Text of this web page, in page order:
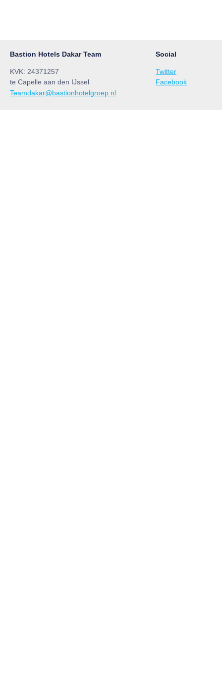
Bastion Hotels Dakar Team
KVK: 24371257
te Capelle aan den IJssel
Teamdakar@bastionhotelgroep.nl
Social
Twitter
Facebook